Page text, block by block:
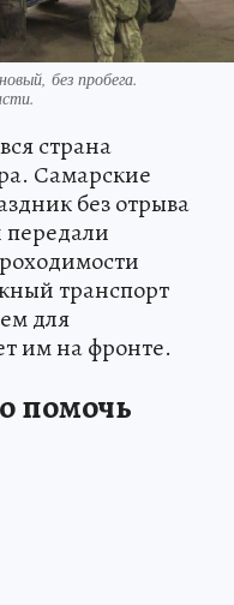
без пробега.
страна
Самарские
без отрыва
передали
транспорт
для
им на фронте.
помочь